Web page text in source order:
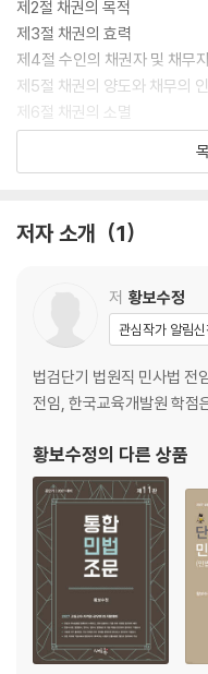
제2절 채권의 목적
제3절 채권의 효력
제4절 수인의 채권자 및 채무
제5절 채권의 양도와 채무의
제6절 채권의 소멸
CHAPTER 01 총론
CHAPTER 02 친족
CHAPTER 03 혼인
CHAPTER 04 부모와 자
CHAPTER 06 유언
CHAPTER 07 유류분
저자 소개 1
저 황보수정
관심작가 알림신
법검단기 법원직 민사법 전
전임, 한국교육개발원 학점
황보수정의 다른 상품